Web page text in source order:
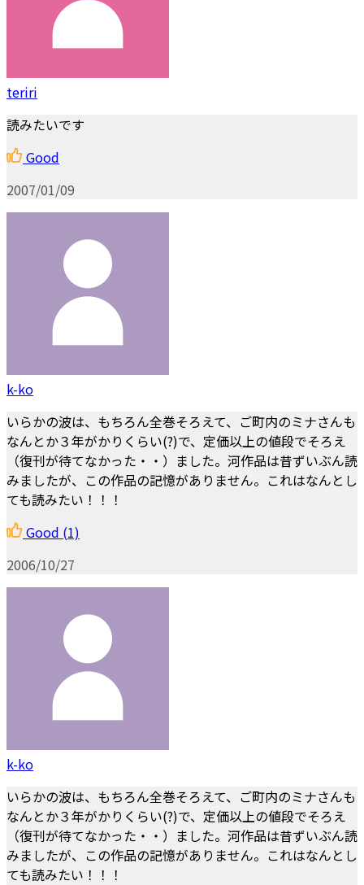
teriri
読みたいです
Good
2007/01/09
k-ko
いらかの波は、もちろん全巻そろえて、ご町内のミナさんも
なんとか３年がかりくらい(?)で、定価以上の値段でそろえ
（復刊が待てなかった・・）ました。河作品は昔ずいぶん読
みましたが、この作品の記憶がありません。これはなんとし
ても読みたい！！！
Good (1)
2006/10/27
k-ko
いらかの波は、もちろん全巻そろえて、ご町内のミナさんも
なんとか３年がかりくらい(?)で、定価以上の値段でそろえ
（復刊が待てなかった・・）ました。河作品は昔ずいぶん読
みましたが、この作品の記憶がありません。これはなんとし
ても読みたい！！！